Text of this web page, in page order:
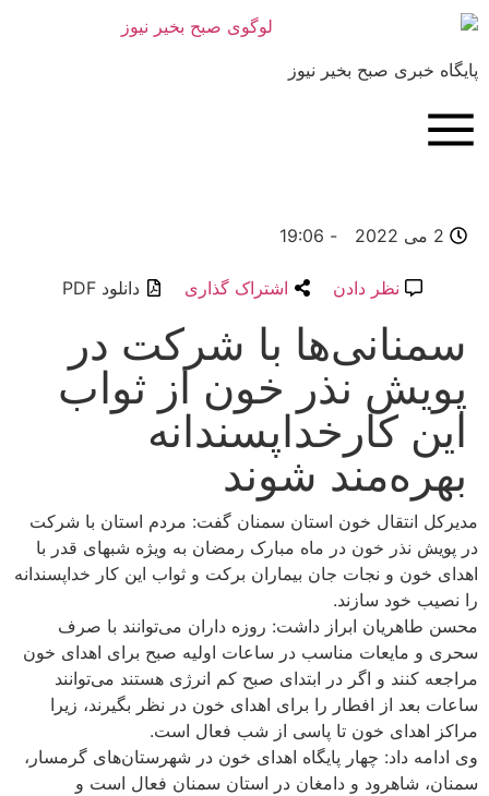
صبح بخیر نیوز
با شرکت در
نذر خون از ثواب
کارخداپسندانه
شوند
19:06
نظر دادن اشتراک گذاری دانلود PDF
خون استان سمنان گفت: مردم استان با شرکت
نذر خون در ماه مبارک رمضان به ویژه شبهای قدر با
و نجات جان بیماران برکت و ثواب این کار خداپسندانه
خود سازند.
ابراز داشت: روزه داران می‌توانند با صرف
مناسب در ساعات اولیه صبح برای اهدای خون
و اگر در ابتدای صبح کم انرژی هستند می‌توانند
از افطار را برای اهدای خون در نظر بگیرند، زیرا
خون تا پاسی از شب فعال است.
داد: چهار پایگاه اهدای خون در شهرستان‌های گرمسار،
و دامغان در استان سمنان فعال است و